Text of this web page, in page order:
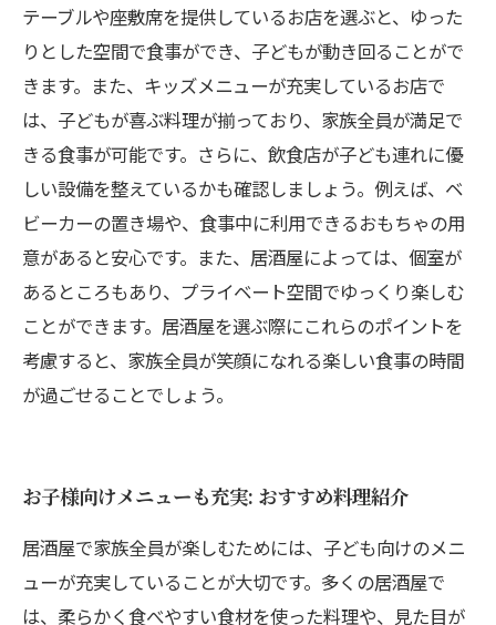
テーブルや座敷席を提供しているお店を選ぶと、ゆった
りとした空間で食事ができ、子どもが動き回ることがで
きます。また、キッズメニューが充実しているお店で
は、子どもが喜ぶ料理が揃っており、家族全員が満足で
きる食事が可能です。さらに、飲食店が子ども連れに優
しい設備を整えているかも確認しましょう。例えば、ベ
ビーカーの置き場や、食事中に利用できるおもちゃの用
意があると安心です。また、居酒屋によっては、個室が
あるところもあり、プライベート空間でゆっくり楽しむ
ことができます。居酒屋を選ぶ際にこれらのポイントを
考慮すると、家族全員が笑顔になれる楽しい食事の時間
が過ごせることでしょう。
お子様向けメニューも充実: おすすめ料理紹介
居酒屋で家族全員が楽しむためには、子ども向けのメニ
ューが充実していることが大切です。多くの居酒屋で
は、柔らかく食べやすい食材を使った料理や、見た目が